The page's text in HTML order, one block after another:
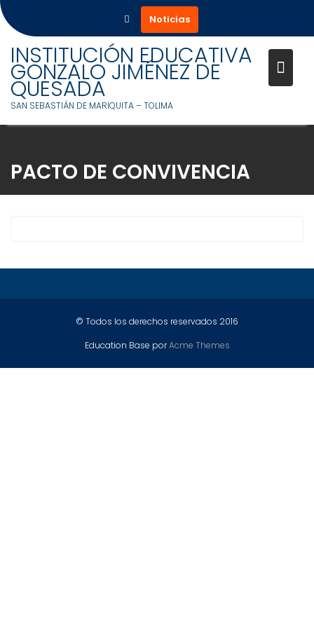
contenido
Noticias
INSTITUCIÓN EDUCATIVA
GONZALO JIMÉNEZ DE
QUESADA
SAN SEBASTIÁN DE MARIQUITA – TOLIMA
PACTO DE CONVIVENCIA
© Todos los derechos reservados 2016
Education Base porAcme Themes